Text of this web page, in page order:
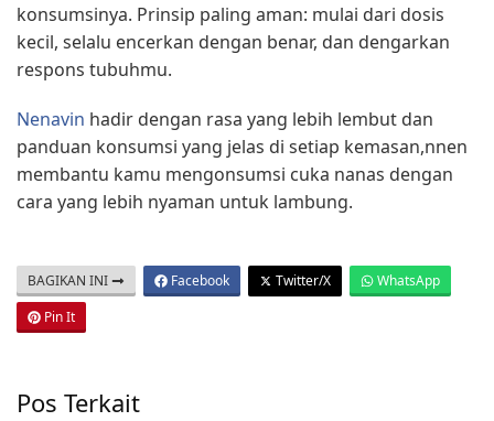
konsumsinya. Prinsip paling aman: mulai dari dosis
kecil, selalu encerkan dengan benar, dan dengarkan
respons tubuhmu.
Nenavin hadir dengan rasa yang lebih lembut dan
panduan konsumsi yang jelas di setiap kemasan,nnen
membantu kamu mengonsumsi cuka nanas dengan
cara yang lebih nyaman untuk lambung.
BAGIKAN INI Facebook Twitter/X
WhatsApp
Pin It
Pos Terkait